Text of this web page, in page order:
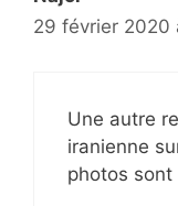
29 février 2020
Une autre
iranienne
photos sont